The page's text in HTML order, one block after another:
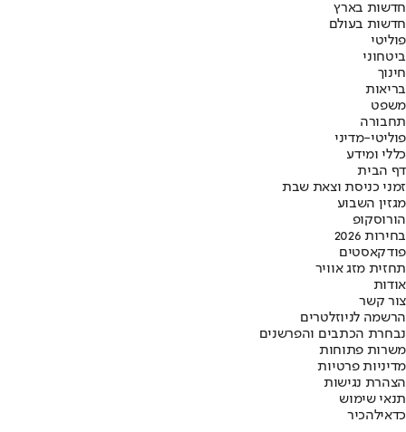
חדשות בארץ
חדשות בעולם
פוליטי
ביטחוני
חינוך
בריאות
משפט
תחבורה
פוליטי-מדיני
כללי ומידע
דף הבית
זמני כניסת וצאת שבת
מגזין השבוע
הורוסקופ
בחירות 2026
פודקאסטים
תחזית מזג אוויר
אודות
צור קשר
הרשמה לניוזלטרים
נבחרת הכתבים והפרשנים
משרות פתוחות
מדיניות פרטיות
הצהרת נגישות
תנאי שימוש
כדאילהכיר